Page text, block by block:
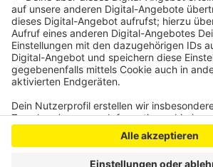
Anzeige
Anzeige